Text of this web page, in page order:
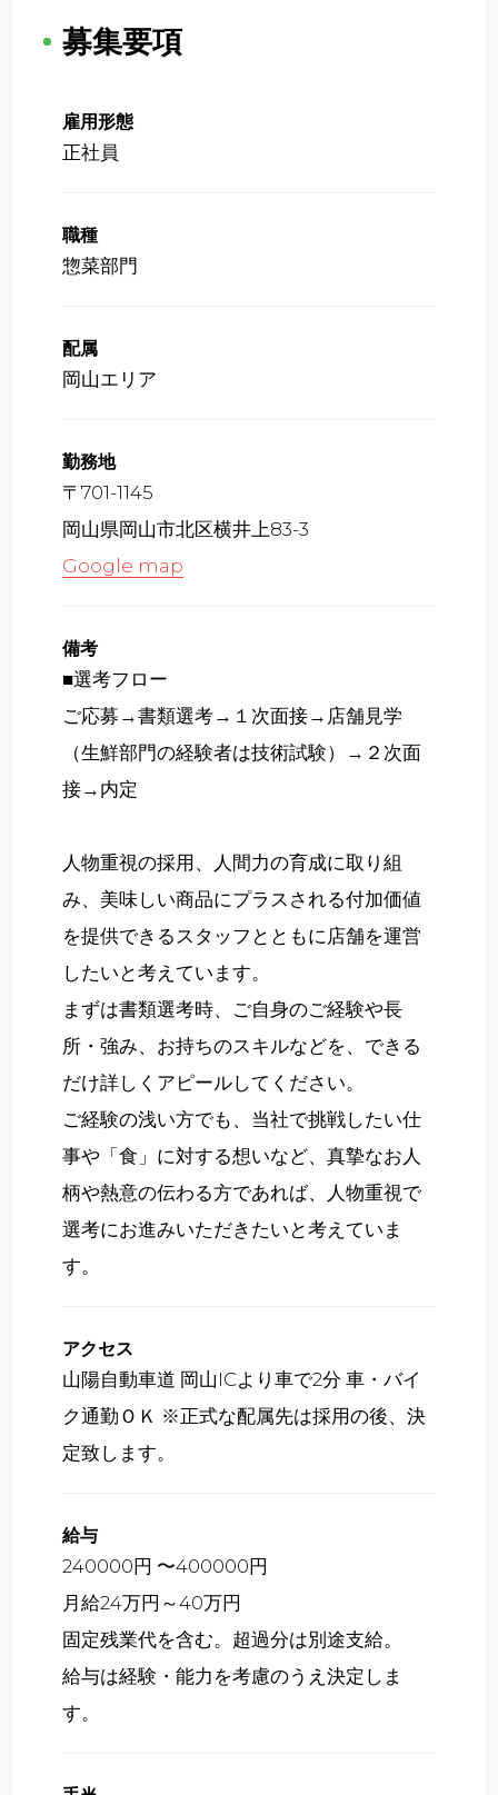
募集要項
雇用形態
正社員
職種
惣菜部門
配属
岡山エリア
勤務地
〒701-1145
岡山県岡山市北区横井上83-3
Google map
備考
■選考フロー
ご応募→書類選考→１次面接→店舗見学
（生鮮部門の経験者は技術試験）→２次面
接→内定
人物重視の採用、人間力の育成に取り組
み、美味しい商品にプラスされる付加価値
を提供できるスタッフとともに店舗を運営
したいと考えています。
まずは書類選考時、ご自身のご経験や長
所・強み、お持ちのスキルなどを、できる
だけ詳しくアピールしてください。
ご経験の浅い方でも、当社で挑戦したい仕
事や「食」に対する想いなど、真摯なお人
柄や熱意の伝わる方であれば、人物重視で
選考にお進みいただきたいと考えていま
す。
アクセス
山陽自動車道 岡山ICより車で2分 車・バイ
ク通勤ＯＫ ※正式な配属先は採用の後、決
定致します。
給与
240000円 〜400000円
月給24万円～40万円
固定残業代を含む。超過分は別途支給。
給与は経験・能力を考慮のうえ決定しま
す。